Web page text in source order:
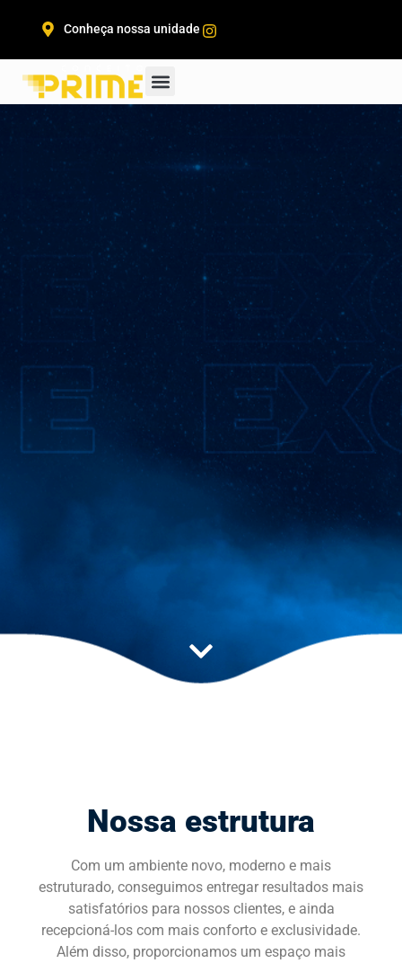
Conheça nossa unidade
SOLICITE UMA DEMONSTRAÇÃO
Nossa estrutura
Com um ambiente novo, moderno e mais
estruturado, conseguimos entregar resultados mais
satisfatórios para nossos clientes, e ainda
recepcioná-los com mais conforto e exclusividade.
Além disso, proporcionamos um espaço mais